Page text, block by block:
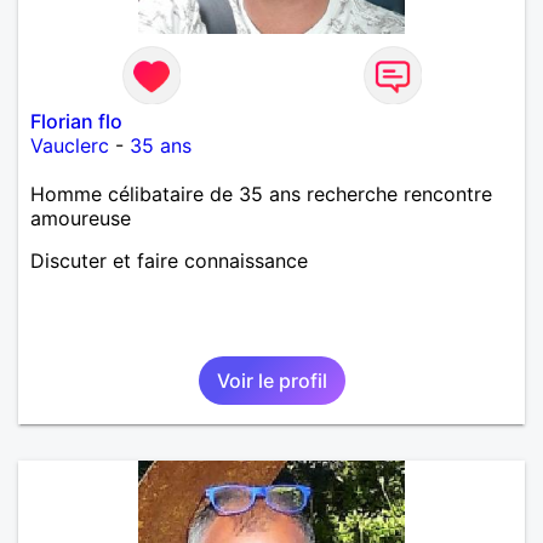
Florian flo
Vauclerc - 35 ans
Homme célibataire de 35 ans recherche rencontre
amoureuse
Discuter et faire connaissance
Voir le profil